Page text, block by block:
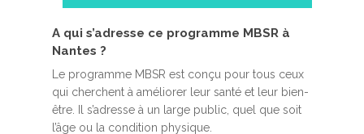
A qui s’adresse ce programme MBSR à
Nantes ?
Le programme MBSR est conçu pour tous ceux
qui cherchent à améliorer leur santé et leur bien-
être. Il s’adresse à un large public, quel que soit
l’âge ou la condition physique.